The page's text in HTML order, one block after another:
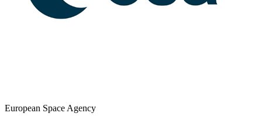
European Space Agency